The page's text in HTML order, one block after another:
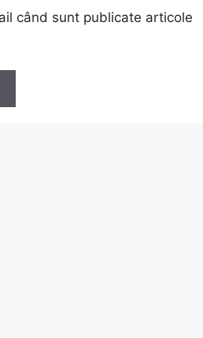
când sunt publicate articole